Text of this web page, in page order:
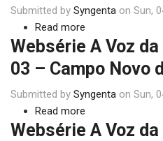
Confresa-
Submitted by Syngenta on Sun,
Read more
Websérie
Voz
da
Websérie A Voz
03 – Campo Novo
Submitted by Syngenta on Sun,
Read more
Websérie
Websérie A Voz